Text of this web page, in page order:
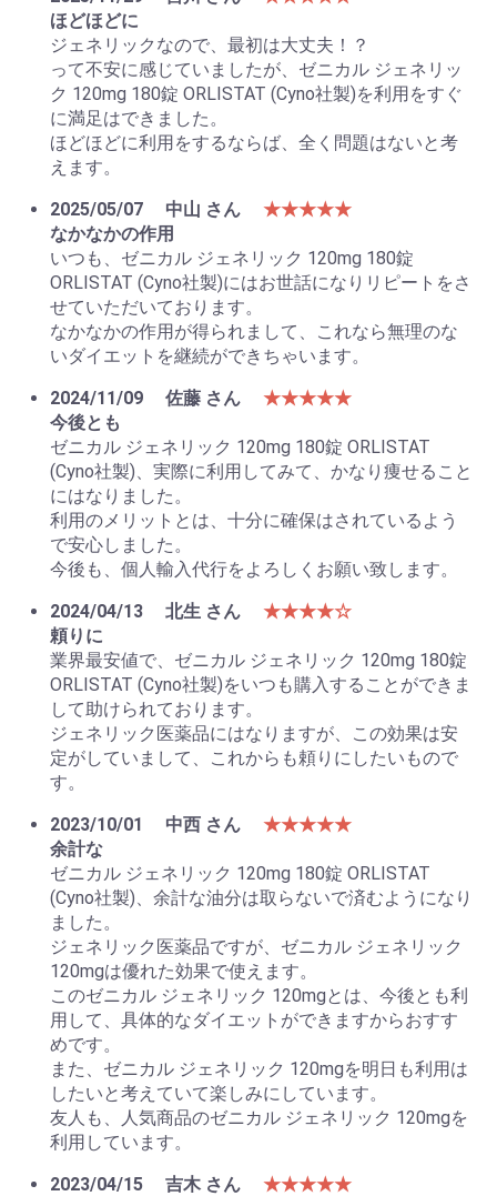
お買い物を続ける
ほどほどに
ジェネリックなので、最初は大丈夫！？
って不安に感じていましたが、ゼニカル ジェネリッ
ク 120mg 180錠 ORLISTAT (Cyno社製)を利用をすぐ
に満足はできました。
ほどほどに利用をするならば、全く問題はないと考
えます。
2025/05/07
中山 さん
★★★★★
なかなかの作用
いつも、ゼニカル ジェネリック 120mg 180錠
ORLISTAT (Cyno社製)にはお世話になりリピートをさ
せていただいております。
なかなかの作用が得られまして、これなら無理のな
いダイエットを継続ができちゃいます。
2024/11/09
佐藤 さん
★★★★★
今後とも
ゼニカル ジェネリック 120mg 180錠 ORLISTAT
(Cyno社製)、実際に利用してみて、かなり痩せること
にはなりました。
利用のメリットとは、十分に確保はされているよう
で安心しました。
今後も、個人輸入代行をよろしくお願い致します。
2024/04/13
北生 さん
★★★★☆
頼りに
業界最安値で、ゼニカル ジェネリック 120mg 180錠
ORLISTAT (Cyno社製)をいつも購入することができま
して助けられております。
ジェネリック医薬品にはなりますが、この効果は安
定がしていまして、これからも頼りにしたいもので
す。
2023/10/01
中西 さん
★★★★★
余計な
ゼニカル ジェネリック 120mg 180錠 ORLISTAT
(Cyno社製)、余計な油分は取らないで済むようになり
ました。
ジェネリック医薬品ですが、ゼニカル ジェネリック
120mgは優れた効果で使えます。
このゼニカル ジェネリック 120mgとは、今後とも利
用して、具体的なダイエットができますからおすす
めです。
また、ゼニカル ジェネリック 120mgを明日も利用は
したいと考えていて楽しみにしています。
友人も、人気商品のゼニカル ジェネリック 120mgを
利用しています。
2023/04/15
吉木 さん
★★★★★